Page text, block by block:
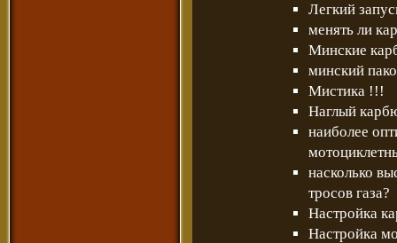
Легкий
менять ли
Минские
минский пако
Мистика !!!
Наглый
наиболее
насколько
тросов газа?
Настройка
Настройка